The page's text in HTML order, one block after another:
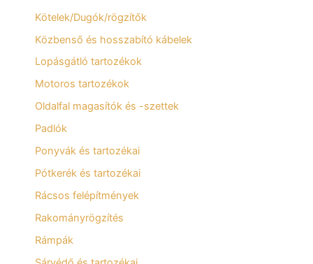
Kötelek/Dugók/rögzítők
Közbenső és hosszabító kábelek
Lopásgátló tartozékok
Motoros tartozékok
Oldalfal magasítók és -szettek
Padlók
Ponyvák és tartozékai
Pótkerék és tartozékai
Rácsos felépítmények
Rakományrögzítés
Rámpák